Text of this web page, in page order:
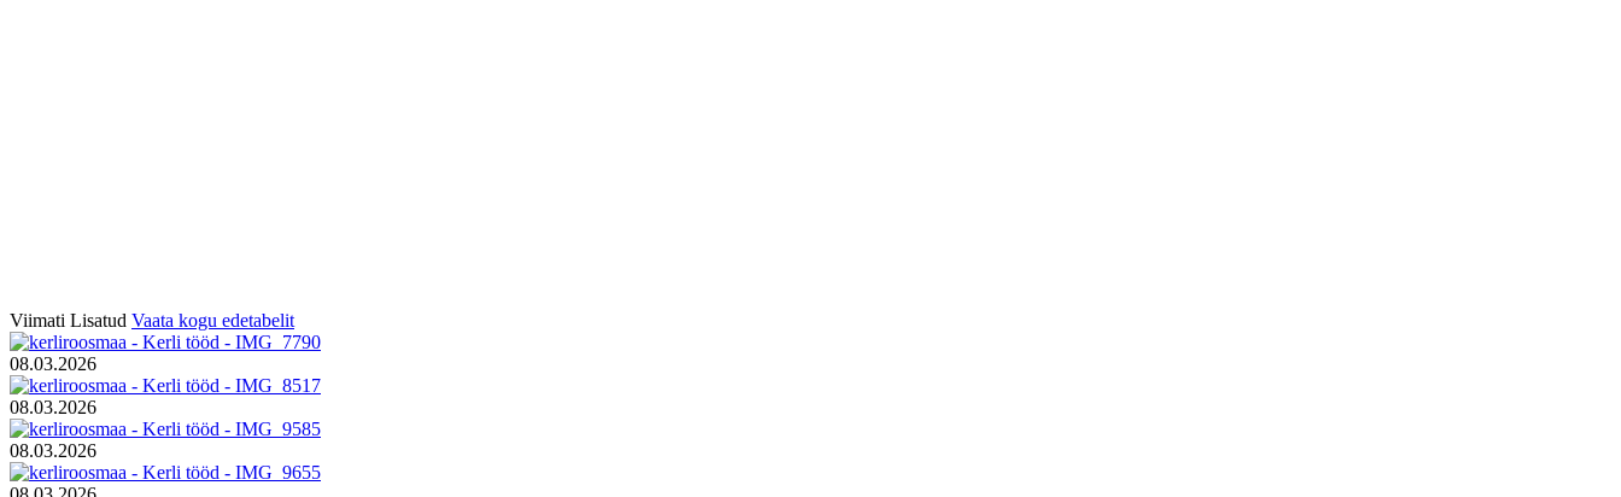
Viimati Lisatud Vaata kogu edetabelit
08.03.2026
08.03.2026
08.03.2026